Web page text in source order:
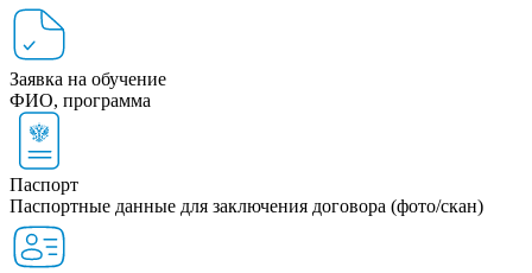
Заявка на обучение
ФИО, программа
Паспорт
Паспортные данные для заключения договора (фото/скан)